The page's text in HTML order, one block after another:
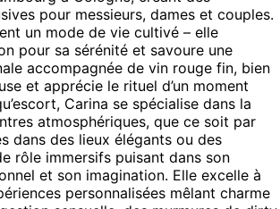
pour messieurs, dames et couples.
un mode de vie cultivé – elle
pour sa sérénité et savoure une
accompagnée de vin rouge fin, bien
et apprécie le rituel d’un moment
Carina se spécialise dans la
atmosphériques, que ce soit par
dans des lieux élégants ou des
rôle immersifs puisant dans son
et son imagination. Elle excelle à
personnalisées mêlant charme